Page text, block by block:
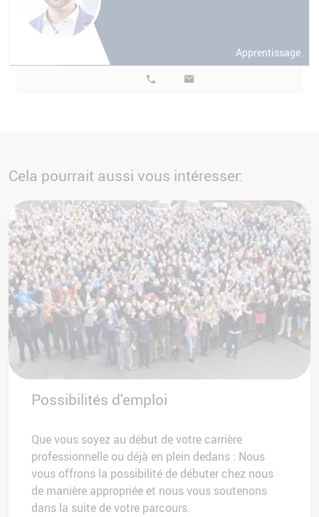
Apprentissage
Cela pourrait aussi vous intéresser:
Possibilités d'emploi
Que vous soyez au début de votre carrière
professionnelle ou déjà en plein dedans : Nous
vous offrons la possibilité de débuter chez nous
de manière appropriée et nous vous soutenons
dans la suite de votre parcours.